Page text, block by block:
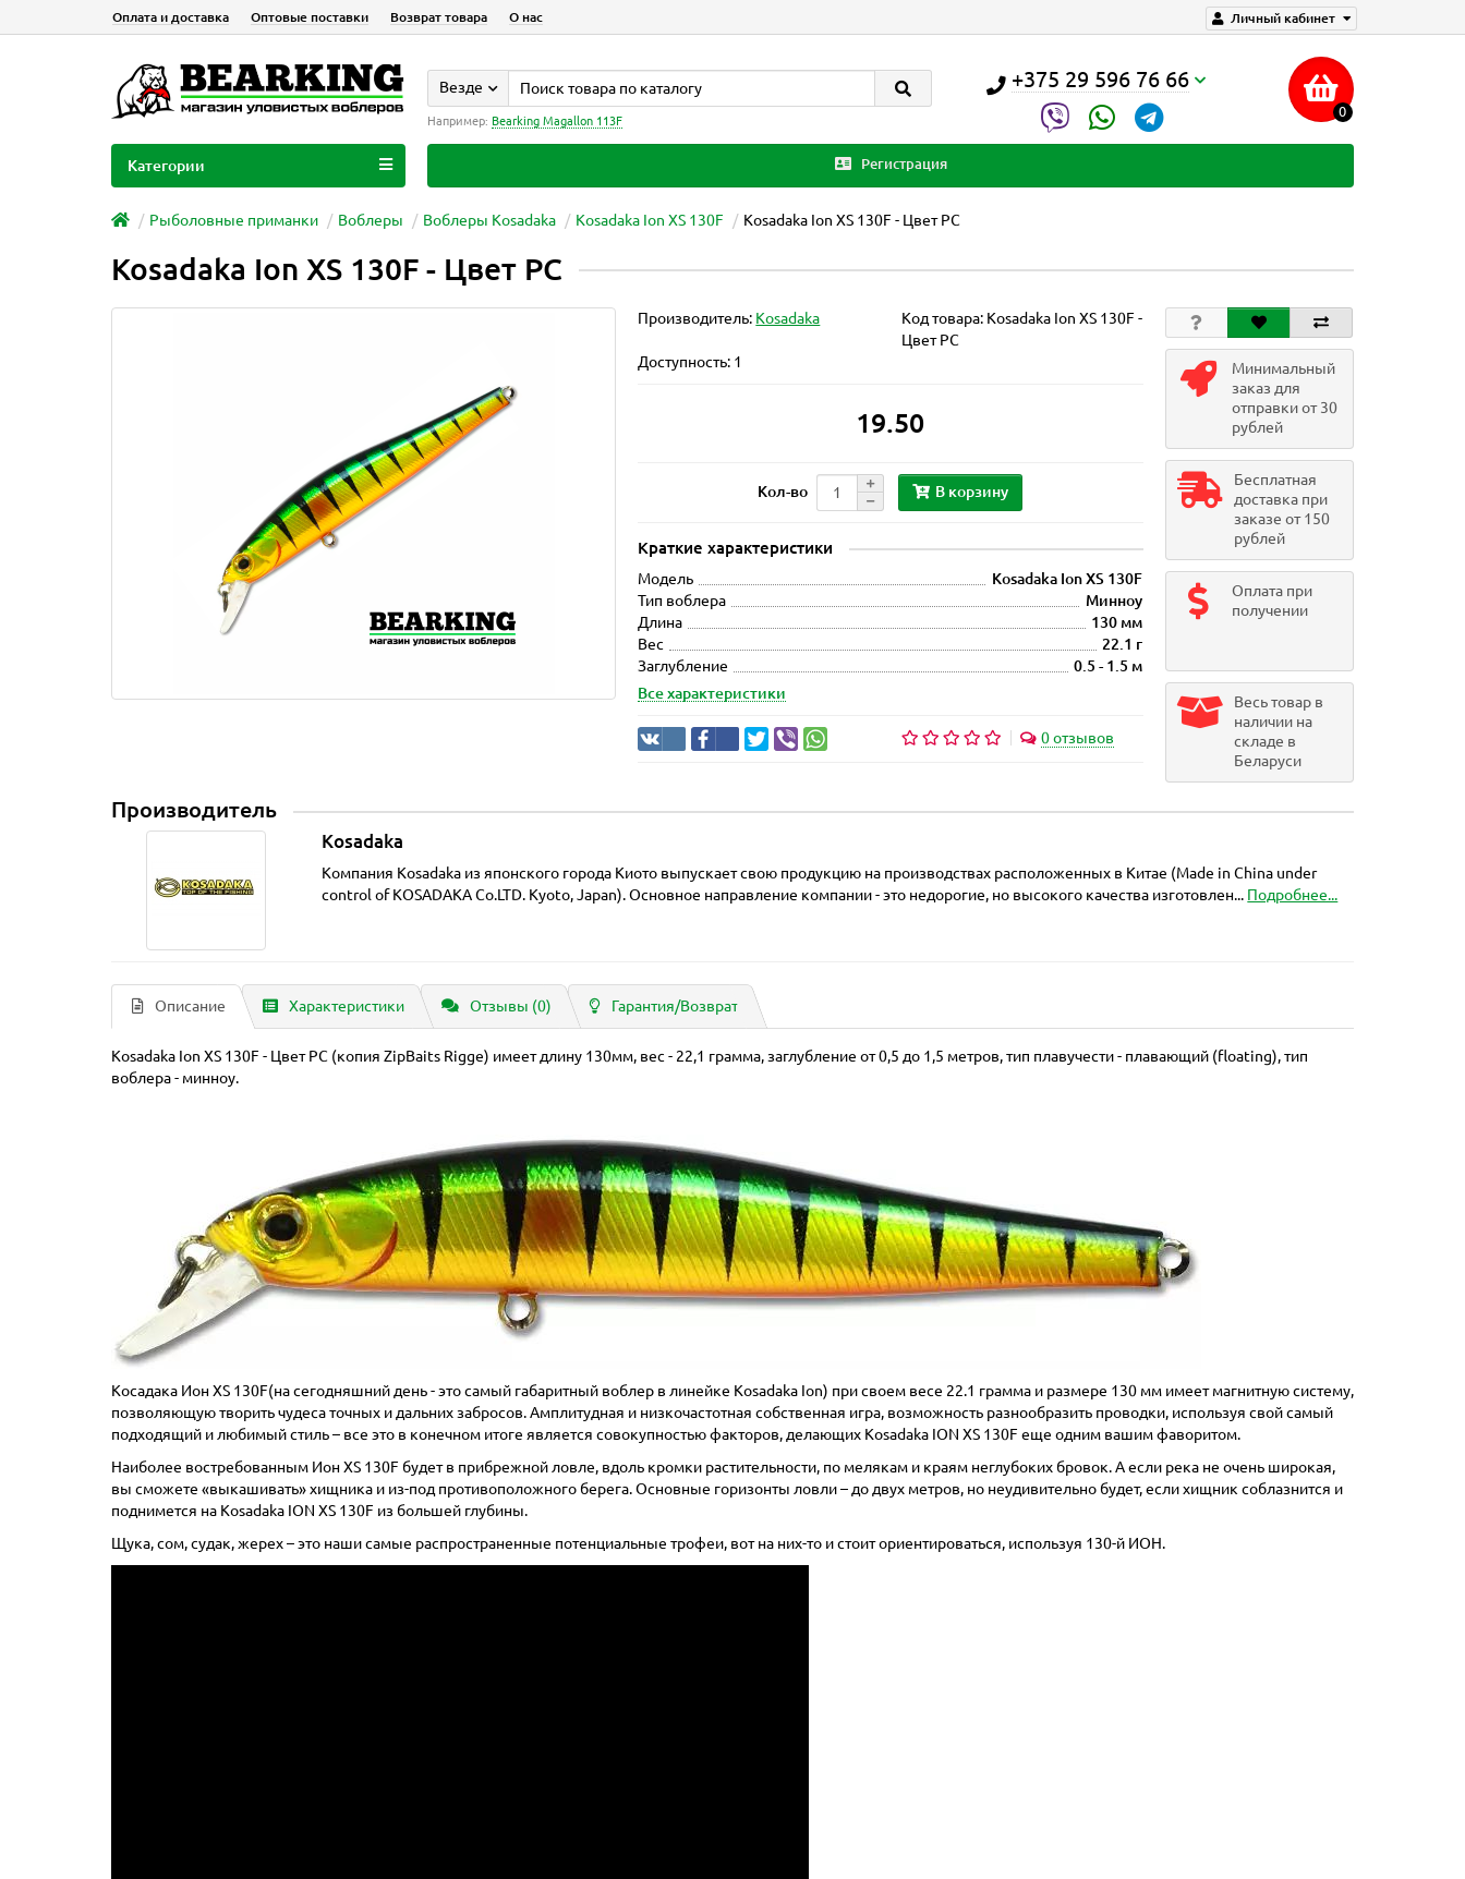
Личный кабинет
Оплата и доставка Оптовые поставки Возврат товара О нас
+375 29 596 76 66
0
Везде
Например: Bearking Magallon 113F
Регистрация
Категории
Рыболовные приманки Воблеры Воблеры Kosadaka Kosadaka Ion XS 130F Kosadaka Ion XS 130F - Цвет PC
Kosadaka Ion XS 130F - Цвет PC
Производитель: Kosadaka Код товара: Kosadaka Ion XS 130F -
Цвет PC
Доступность: 1
19.50
Кол-во В корзину
Краткие характеристики
Модель
Kosadaka Ion XS 130F
Тип воблера
Минноу
Длина
130 мм
Вес
22.1 г
Заглубление
0.5 - 1.5 м
Все характеристики
0 отзывов
Минимальный
заказ для
отправки от 30
рублей
Бесплатная
доставка при
заказе от 150
рублей
Оплата при
получении
Весь товар в
наличии на
складе в
Беларуси
Производитель
Kosadaka
Компания Kosadaka из японского города Киото выпускает свою продукцию на производствах расположенных в Китае (Made in China under
control of KOSADAKA Co.LTD. Kyoto, Japan). Основное направление компании - это недорогие, но высокого качества изготовлен... Подробнее...
Описание Характеристики Отзывы (0) Гарантия/Возврат
Kosadaka Ion XS 130F - Цвет PC (копия ZipBaits Rigge) имеет длину 130мм, вес - 22,1 грамма, заглубление от 0,5 до 1,5 метров, тип плавучести - плавающий (floating), тип
воблера - минноу.
Косадака Ион XS 130F(на сегодняшний день - это самый габаритный воблер в линейке Kosadaka Ion) при своем весе 22.1 грамма и размере 130 мм имеет магнитную систему,
позволяющую творить чудеса точных и дальних забросов. Амплитудная и низкочастотная собственная игра, возможность разнообразить проводки, используя свой самый
подходящий и любимый стиль – все это в конечном итоге является совокупностью факторов, делающих Kosadaka ION XS 130F еще одним вашим фаворитом.
Наиболее востребованным Ион XS 130F будет в прибрежной ловле, вдоль кромки растительности, по мелякам и краям неглубоких бровок. А если река не очень широкая,
вы сможете «выкашивать» хищника и из-под противоположного берега. Основные горизонты ловли – до двух метров, но неудивительно будет, если хищник соблазнится и
поднимется на Kosadaka ION XS 130F из большей глубины.
Щука, сом, судак, жерех – это наши самые распространенные потенциальные трофеи, вот на них-то и стоит ориентироваться, используя 130-й ИОН.